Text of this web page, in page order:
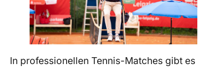
In professionellen Tennis-Matches gibt es